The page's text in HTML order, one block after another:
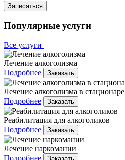
Записаться
Популярные услуги
Все услуги
Лечение алкоголизма
Подробнее
Заказать
Лечение алкоголизма в стационаре
Подробнее
Заказать
Реабилитация для алкоголиков
Подробнее
Заказать
Лечение наркомании